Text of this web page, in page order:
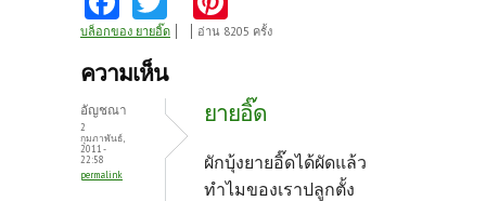
ce
b
o
o
k
w
itt
nt
es
t
บล็อกของ ยายอิ๊ด อ่าน 8205 ครั้ง
ความเห็น
อัญชณา
2
กุมภาพันธ์,
2011 -
22:58
permalink
ยายอิ๊ด
ผักบุ้งยายอิ๊ดได้ผัดแล้ว
ทำไมของเราปลูกตั้ง